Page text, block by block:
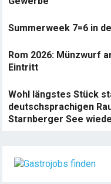
Summerweek 7=6 in
Rom 2026: Münzwurf
Eintritt
Wohl längstes Stück
deutschsprachigen
Starnberger See